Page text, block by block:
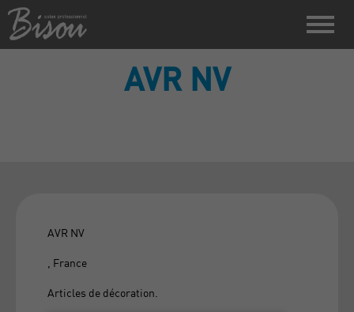
AVR NV
AVR NV
, France
Articles de décoration.